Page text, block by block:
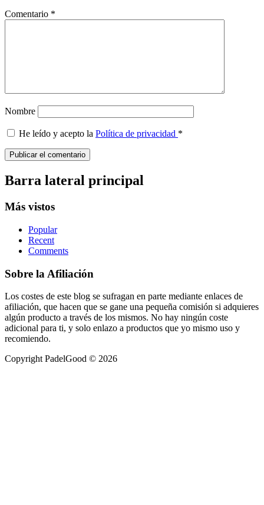
Comentario *
Nombre
He leído y acepto la Política de privacidad *
Barra lateral principal
Más vistos
Popular
Recent
Comments
Sobre la Afiliación
Los costes de este blog se sufragan en parte mediante enlaces de
afiliación, que hacen que se gane una pequeña comisión si adquieres
algún producto a través de los mismos. No hay ningún coste
adicional para ti, y solo enlazo a productos que yo mismo uso y
recomiendo.
Copyright PadelGood © 2026